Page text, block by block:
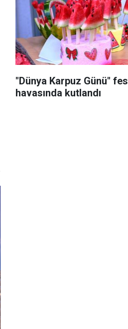
"Dünya Karpuz Günü"
havasında kutlandı